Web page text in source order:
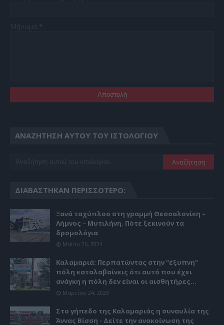
ΑΝΑΖΉΤΗΣΗ ΑΥΤΟΎ ΤΟΥ ΙΣΤΟΛΟΓΊΟΥ
ΔΙΑΒΆΣΤΗΚΑΝ ΠΕΡΙΣΣΌΤΕΡΟ:
Ξανά ταχύπλοο στη γραμμή Θεσσαλονίκη –
Λήμνος – Μυτιλήνη. Πότε ξεκινούν τα
δρομολόγια
Μαΐου 26, 2024
Καλαμαριά: Περπατώντας στην "έξυπνη"
πόλη καταλαβαίνεις ότι αυτό που έχει
ανάγκη η πόλη δεν είναι οι αισθητήρες...
Μαρτίου 24, 2023
Στο γήπεδο της Καλαμαριάς η συναυλία της
Άννας Βίσση - Δείτε την ανακοίνωση της